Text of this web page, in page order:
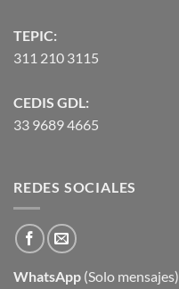
TEPIC:
311 210 3115
CEDIS GDL:
33 9689 4665
REDES SOCIALES
WhatsApp (Solo mensajes)